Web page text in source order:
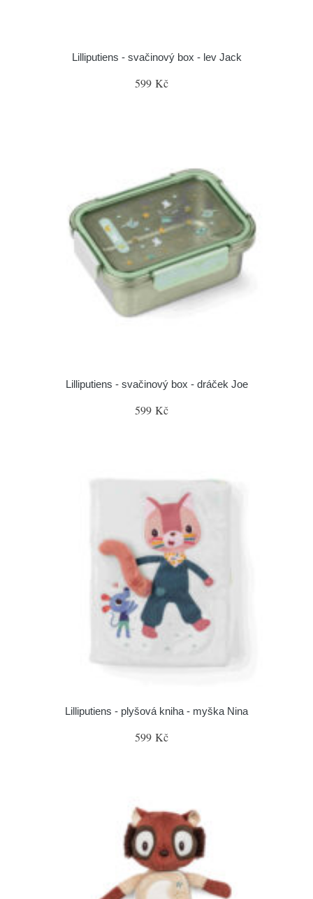
Lilliputiens - svačinový box - lev Jack
599 Kč
Lilliputiens - svačinový box - dráček Joe
599 Kč
Lilliputiens - plyšová kniha - myška Nina
599 Kč